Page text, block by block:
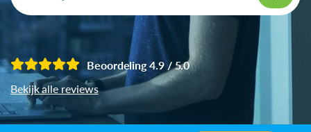
Beoordeling 4.9 / 5.0
Bekijk alle reviews